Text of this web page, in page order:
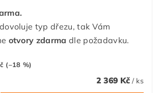
typ dřezu, tak Vám
otvory zdarma dle požadavku.
(–18 %)
2 369 Kč / ks